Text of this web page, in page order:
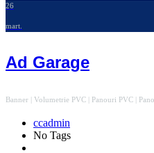
26
mart.
Ad Garage
Banner | Volumetrie PVC | Panouri PVC |
ccadmin
No Tags